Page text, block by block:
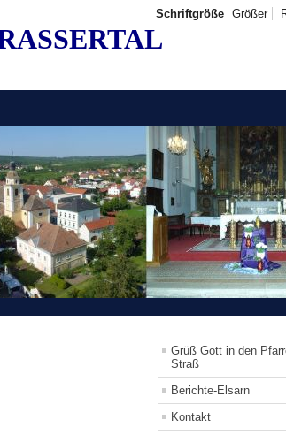
Schriftgröße Größer
Grüß Gott in den
Straß
Berichte-Elsarn
Kontakt